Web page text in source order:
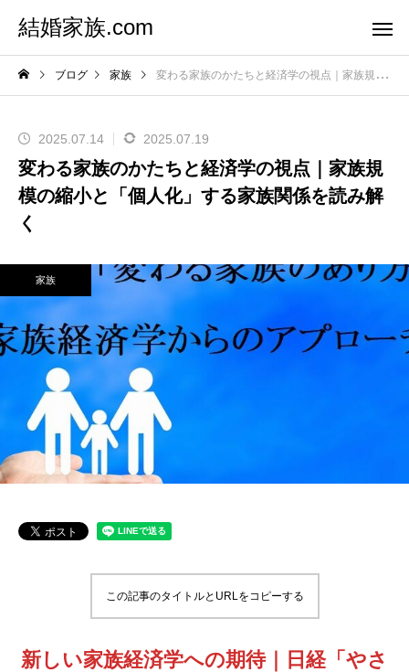
結婚家族.com
ブログ 家族 変わる家族のかたちと経済学の視点｜家族規模の縮小と「個人化」する家族関係を読み解く
2025.07.14 2025.07.19
変わる家族のかたちと経済学の視点｜家族規
模の縮小と「個人化」する家族関係を読み解
く
家族
この記事のタイトルとURLをコピーする
新しい家族経済学への期待｜日経「やさ